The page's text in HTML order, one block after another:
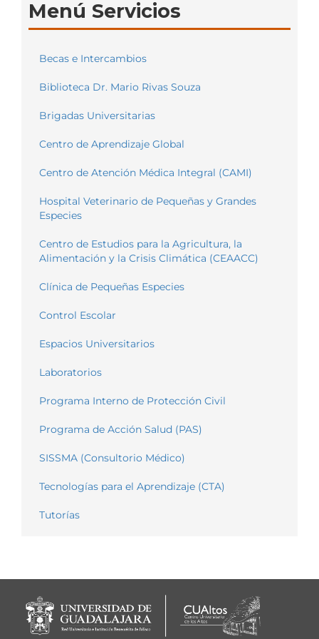
Menú Servicios
Becas e Intercambios
Biblioteca Dr. Mario Rivas Souza
Brigadas Universitarias
Centro de Aprendizaje Global
Centro de Atención Médica Integral (CAMI)
Hospital Veterinario de Pequeñas y Grandes
Especies
Centro de Estudios para la Agricultura, la
Alimentación y la Crisis Climática (CEAACC)
Clínica de Pequeñas Especies
Control Escolar
Espacios Universitarios
Laboratorios
Programa Interno de Protección Civil
Programa de Acción Salud (PAS)
SISSMA (Consultorio Médico)
Tecnologías para el Aprendizaje (CTA)
Tutorías